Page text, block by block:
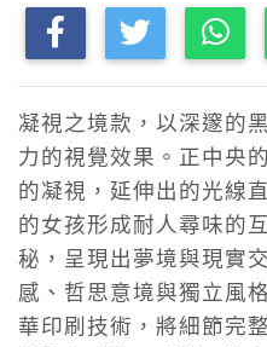
凝視之境款，以深邃的
力的視覺效果。正中央
的凝視，延伸出的光線
的女孩形成耐人尋味的
秘，呈現出夢境與現實
感、哲思意境與獨立風
華印刷技術，將細節完